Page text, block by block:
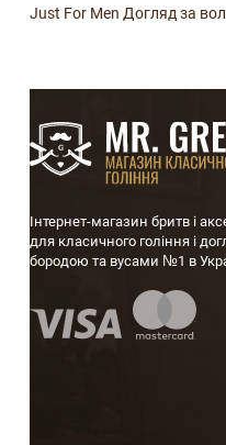
Just For Men Догляд за
Інтернет-магазин бритв і
для класичного гоління і
бородою та вусами №1 в